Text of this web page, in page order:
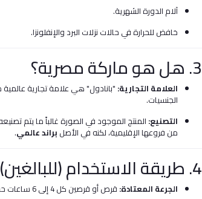
آلام الدورة الشهرية.
خافض للحرارة في حالات نزلات البرد والإنفلونزا.
3. هل هو ماركة مصرية؟
العلامة التجارية: "بانادول" هي علامة تجارية
الجنسيات.
التصنيع: المنتج الموجود في الصورة غالباً ما يتم
من فروعها الإقليمية، لكنه في الأصل براند عالمي.
4. طريقة الاستخدام (للبالغين)
الجرعة المعتادة: قرص أو قرصين كل 4 إلى 6 ساعات حسب الحاجة.